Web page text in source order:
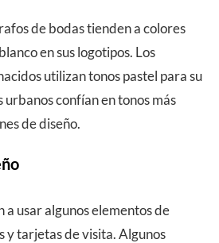
de bodas tienden a colores
en sus logotipos. Los
utilizan tonos pastel para su
confían en tonos más
de diseño.
usar algunos elementos de
y tarjetas de visita. Algunos